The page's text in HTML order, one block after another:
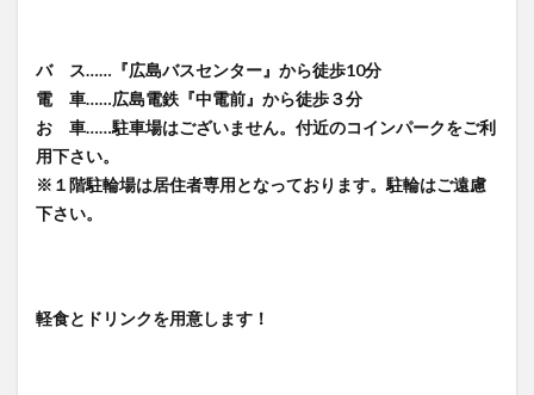
バ ス……『広島バスセンター』から徒歩10分
電 車……広島電鉄『中電前』から徒歩３分
お 車……駐車場はございません。付近のコインパークをご利
用下さい。
※１階駐輪場は居住者専用となっております。駐輪はご遠慮
下さい。
軽食とドリンクを用意します！